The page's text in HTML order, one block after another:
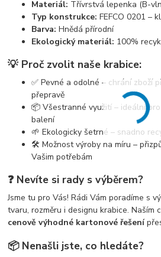
Materiál: Třívrstvá lepenka (B-
Typ konstrukce: FEFCO 0201 –
Barva: Hnědá přírodní
Ekologický materiál: 100%
💡 Proč zvolit naše krabice:
✅ Pevné a odolné – chrání zboží
přepravě
📦 Všestranné využití – ideální
balení
🌱 Ekologicky šetrné – snadno
🛠️ Možnost výroby na míru –
Vašim potřebám
❓ Nevíte si rady s výběrem?
Jsme tu pro Vás! Rádi Vám poradíme s
tvaru, rozměru i designu krabice. Naším
cenově výhodné kartonové řešení
📦 Nenašli jste, co hledáte?